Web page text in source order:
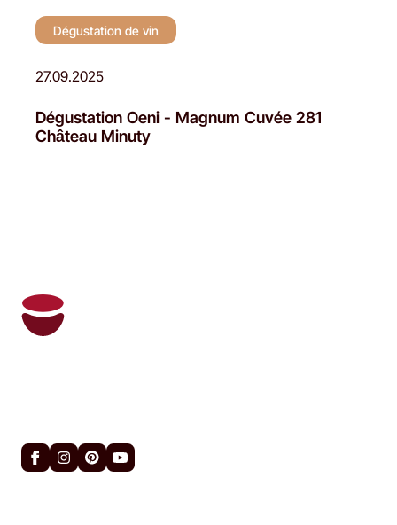
Dégustation de vin
27.09.2025
Dégustation Oeni - Magnum Cuvée 281
Château Minuty